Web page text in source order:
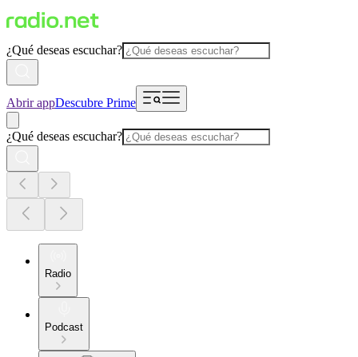
¿Qué deseas escuchar?
Abrir appDescubre Prime
¿Qué deseas escuchar?
Radio
Podcast